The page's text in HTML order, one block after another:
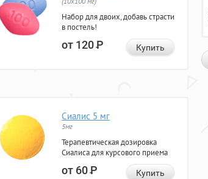
Набор для двоих, добавь страсти
в постель!
от 120Р Купить
Сиалис 5 мг
5мг
Терапевтическая дозировка
Сиалиса для курсового приема
от 60Р Купить